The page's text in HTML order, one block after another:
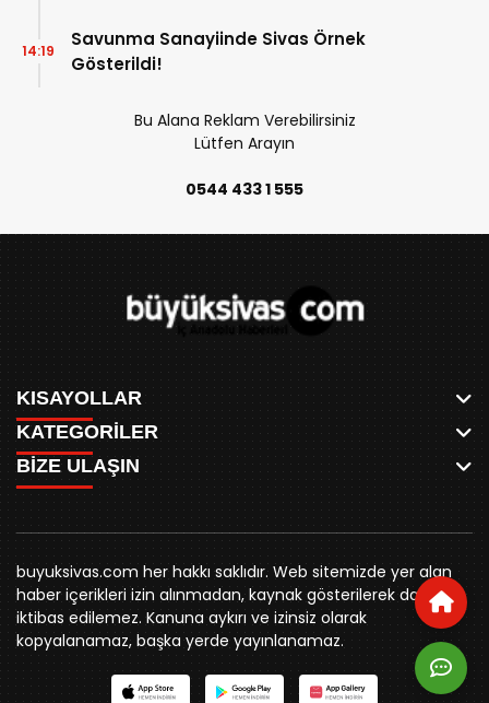
Savunma Sanayiinde Sivas Örnek
Gösterildi!
14:19
Bu Alana Reklam Verebilirsiniz
Lütfen Arayın
0544 433 1 555
KISAYOLLAR
ANASAYFA
AKSU CANLI
MEYDAN CANLI
MEDRESELER CANLI
MERAKÜM CANLI
YUKARI TEKKE CANLI
KURUMSAL KİMLİK
REKLAM FİYATLARI
BİZE ULAŞIN
KÜNYE
RESMİ İLANLAR
KATEGORİLER
WHATSAPP
SPOR
SİYASET
BELEDİYE
SİVAS VALİLİĞİ
ÜNİVERSİTE
KURUMLAR
STK
YORUM
İLÇELER
BİZE ULAŞIN
0346 221 00 60
buyuksivashaber@gmail.com
Örtülüpınar Mah. İnönü Bulvarı Özkahya Apt. Kat:3 D:7
Sivas
buyuksivas.com her hakkı saklıdır. Web sitemizde yer alan
haber içerikleri izin alınmadan, kaynak gösterilerek dahi
iktibas edilemez. Kanuna aykırı ve izinsiz olarak
kopyalanamaz, başka yerde yayınlanamaz.